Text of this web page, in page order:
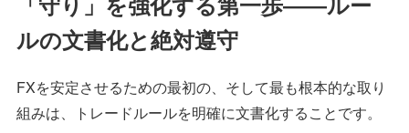
ルの文書化と絶対遵守
FXを安定させるための最初の、そして最も根本的な取り
組みは、トレードルールを明確に文書化することです。